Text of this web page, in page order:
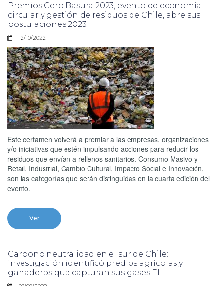
Premios Cero Basura 2023, evento de economía
circular y gestión de residuos de Chile, abre sus
postulaciones 2023
12/10/2022
Este certamen volverá a premiar a las empresas, organizaciones
y/o iniciativas que estén impulsando acciones para reducir los
residuos que envían a rellenos sanitarios. Consumo Masivo y
Retail, Industrial, Cambio Cultural, Impacto Social e Innovación,
son las categorías que serán distinguidas en la cuarta edición del
evento.
Ver
Carbono neutralidad en el sur de Chile:
investigación identificó predios agrícolas y
ganaderos que capturan sus gases EI